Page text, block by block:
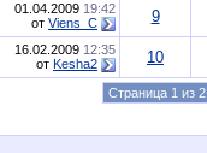
01.04.2009 19:42
от Viens_C 9
16.02.2009 12:35
от Kesha2 10
Страница 1 из 2